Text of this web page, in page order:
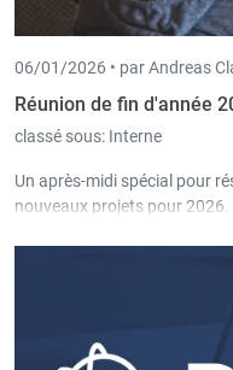
06/01/2026 • par Andreas
Réunion de fin d'année
classé sous: Interne
Un après-midi spécial pour
nouveaux projets pour 2026.